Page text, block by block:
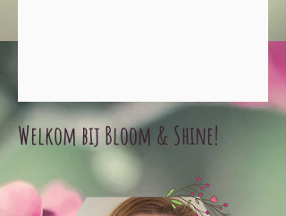
Welkom bij Bloom & Shine!